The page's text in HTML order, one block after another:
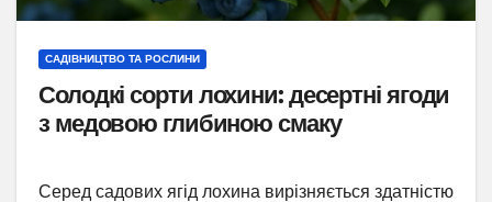
САДІВНИЦТВО ТА РОСЛИНИ
Солодкі сорти лохини: десертні ягоди
з медовою глибиною смаку
Серед садових ягід лохина вирізняється здатністю